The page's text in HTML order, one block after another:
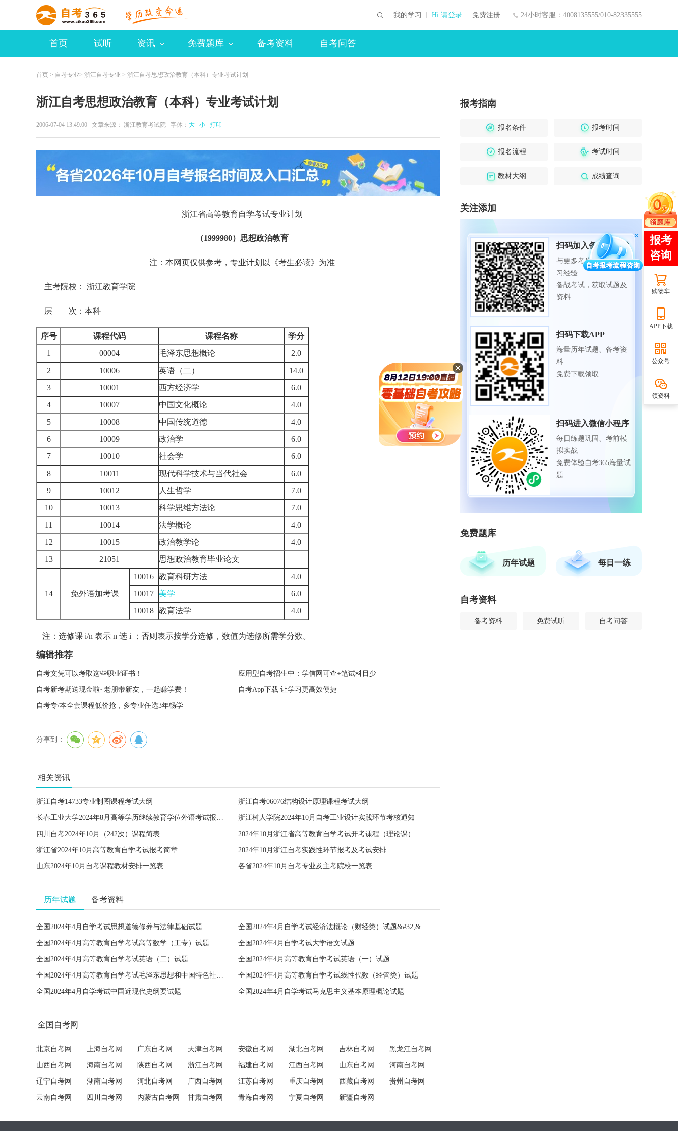
24小时客服：4008135555/010-82335555
我的学习 Hi 请登录 免费注册
首页 试听 资讯 免费题库 备考资料 自考问答
首页 > 自考专业> 浙江自考专业 > 浙江自考思想政治教育（本科）专业考试计划
浙江自考思想政治教育（本科）专业考试计划
2006-07-04 13:49:00 文章来源： 浙江教育考试院 字体： 大 小 打印
浙江省高等教育自学考试专业计划
（1999980）思想政治教育
注：本网页仅供参考，专业计划以《考生必读》为准
主考院校： 浙江教育学院
层 次：本科
序号 课程代码 课程名称
学分
1
00004 毛泽东思想概论
2.0
2
10006 英语（二）
14.0
3
10001 西方经济学
6.0
4
10007 中国文化概论
4.0
5
10008 中国传统道德
4.0
6
10009 政治学
6.0
7
10010 社会学
6.0
8
10011 现代科学技术与当代社会
6.0
9
10012 人生哲学
7.0
10
10013 科学思维方法论
7.0
11
10014 法学概论
4.0
12
10015 政治教学论
4.0
13
21051 思想政治教育毕业论文
14 免外语加考课
10016 教育科研方法
4.0
10017
美学
6.0
10018 教育法学 4.0
注：选修课 i/n 表示 n 选 i ；否则表示按学分选修，数值为选修所需学分数。
编辑推荐
自考文凭可以考取这些职业证书！ 应用型自考招生中：学信网可查+笔试科目少
自考新考期送现金啦~老朋带新友，一起赚学费！ 自考App下载 让学习更高效便捷
自考专/本全套课程低价抢，多专业任选3年畅学
分享到：
相关资讯
浙江自考14733专业制图课程考试大纲 浙江自考06076结构设计原理课程考试大纲
长春工业大学2024年8月高等学历继续教育学位外语考试报名的通知 浙江树人学院2024年10月自考工业设计实践环节考核通知
四川自考2024年10月（242次）课程简表 2024年10月浙江省高等教育自学考试开考课程（理论课）
浙江省2024年10月高等教育自学考试报考简章 2024年10月浙江自考实践性环节报考及考试安排
山东2024年10月自考课程教材安排一览表 各省2024年10月自考专业及主考院校一览表
历年试题 备考资料
全国2024年4月自学考试思想道德修养与法律基础试题 全国2024年4月自学考试经济法概论（财经类）试题&#32;&#32;
全国2024年4月高等教育自学考试高等数学（工专）试题 全国2024年4月自学考试大学语文试题
全国2024年4月高等教育自学考试英语（二）试题 全国2024年4月高等教育自学考试英语（一）试题
全国2024年4月高等教育自学考试毛泽东思想和中国特色社会主义理论体系概论试题 全国2024年4月高等教育自学考试线性代数（经管类）试题
全国2024年4月自学考试中国近现代史纲要试题 全国2024年4月自学考试马克思主义基本原理概论试题
全国自考网
北京自考网 上海自考网 广东自考网 天津自考网 安徽自考网 湖北自考网 吉林自考网 黑龙江自考网
山西自考网 海南自考网 陕西自考网 浙江自考网 福建自考网 江西自考网 山东自考网 河南自考网
辽宁自考网 湖南自考网 河北自考网 广西自考网 江苏自考网 重庆自考网 西藏自考网 贵州自考网
云南自考网 四川自考网 内蒙古自考网 甘肃自考网 青海自考网 宁夏自考网 新疆自考网
报考指南
报名条件 报考时间
报名流程 考试时间
教材大纲 成绩查询
关注添加
扫码加入备考交流群
与更多考生一起交流学
习经验
备战考试，获取试题及
资料
扫码下载APP
海量历年试题、备考资
料
免费下载领取
扫码进入微信小程序
每日练题巩固、考前模
拟实战
免费体验自考365海量试
题
免费题库
历年试题 每日一练
自考资料
备考资料 免费试听 自考问答
购物车
APP下载
公众号
领资料